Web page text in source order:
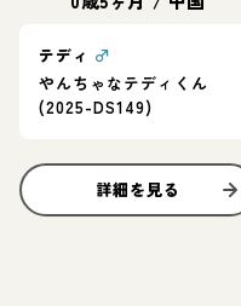
テディ ♂
やんちゃなテディくん
(2025-DS149)
詳細を見る